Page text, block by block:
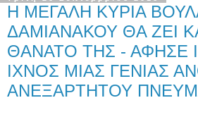
Η ΜΕΓΑΛΗ ΚΥΡΙΑ
ΔΑΜΙΑΝΑΚΟΥ ΘΑ ΖΕΙ
ΘΑΝΑΤΟ ΤΗΣ - ΑΦΗΣΕ
ΙΧΝΟΣ ΜΙΑΣ ΓΕΝΙΑΣ
ΑΝΕΞΑΡΤΗΤΟΥ